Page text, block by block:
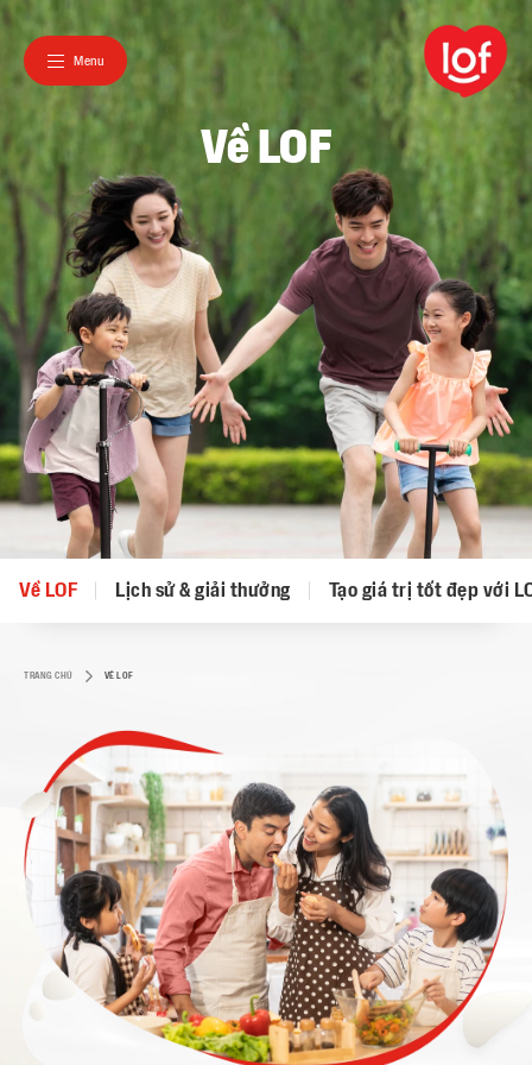
Menu
Về LOF
Về LOF Lịch sử & giải thưởng Tạo giá trị tốt đẹp với
TRANG CHỦ VỀ LOF